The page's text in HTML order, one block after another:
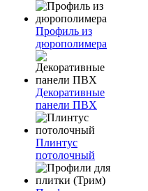
Профиль из
дюрополимера
Декоративные
панели ПВХ
Плинтус
потолочный